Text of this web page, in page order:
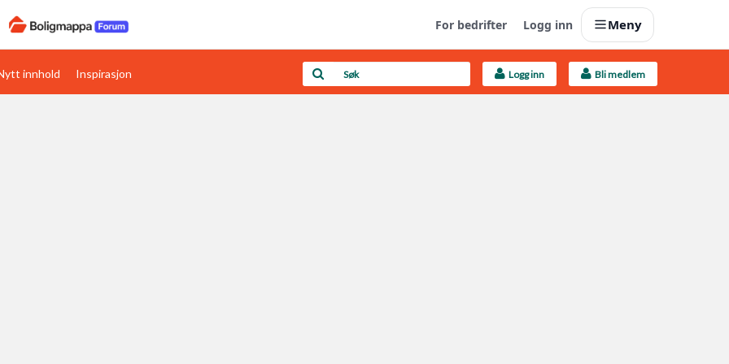
For bedrifter Logg inn Meny
Boligens papirer Last opp selv
innhold Inspirasjon Logg inn Bli medlem